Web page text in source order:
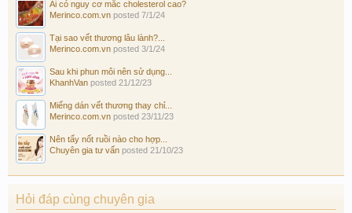
Ai có nguy cơ mắc cholesterol cao?
Merinco.com.vn posted 7/1/24
Tại sao vết thương lâu lành?...
Merinco.com.vn posted 3/1/24
Sau khi phun môi nên sử dụng...
KhanhVan posted 21/12/23
Miếng dán vết thương thay chỉ...
Merinco.com.vn posted 23/11/23
Nên tẩy nốt ruồi nào cho hợp...
Chuyên gia tư vấn posted 21/10/23
Hỏi đáp cùng chuyên gia